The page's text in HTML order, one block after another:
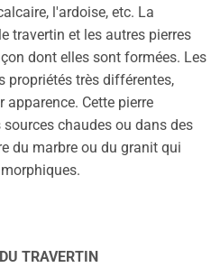
l'ardoise, etc. La
travertin et les autres pierres
dont elles sont formées. Les
propriétés très différentes,
apparence. Cette pierre
chaudes ou dans des
du marbre ou du granit qui
TRAVERTIN